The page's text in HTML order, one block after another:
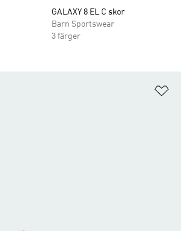
GALAXY 8 EL C skor
Barn Sportswear
3 färger